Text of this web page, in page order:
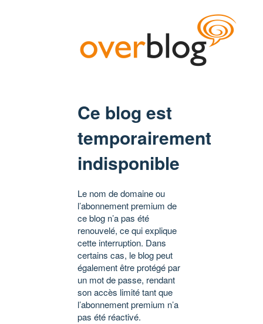
Ce blog est
temporairement
indisponible
Le nom de domaine ou
l’abonnement premium de
ce blog n’a pas été
renouvelé, ce qui explique
cette interruption. Dans
certains cas, le blog peut
également être protégé par
un mot de passe, rendant
son accès limité tant que
l’abonnement premium n’a
pas été réactivé.